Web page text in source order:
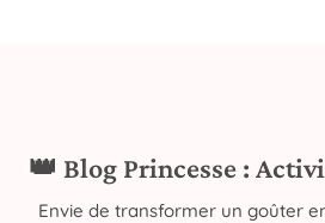
👑 Blog Princesse :
Envie de transformer un goûter